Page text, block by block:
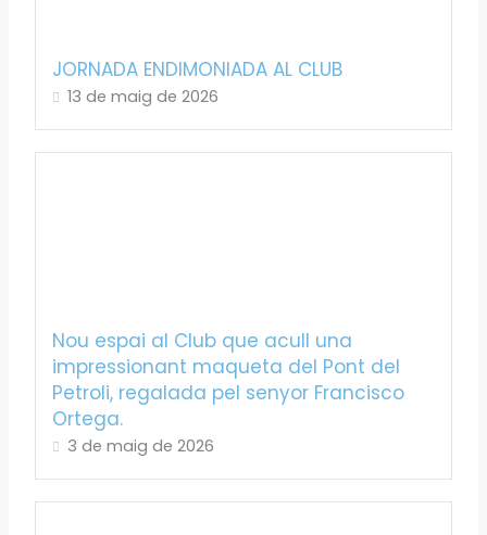
JORNADA ENDIMONIADA AL CLUB
13 de maig de 2026
Nou espai al Club que acull una
impressionant maqueta del Pont del
Petroli, regalada pel senyor Francisco
Ortega.
3 de maig de 2026